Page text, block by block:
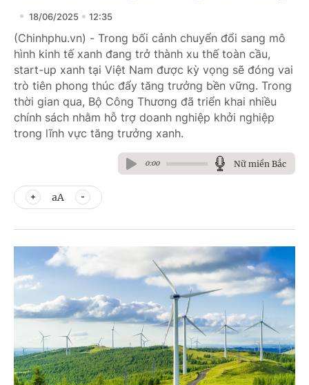
18/06/2025 12:35
(Chinhphu.vn) - Trong bối cảnh chuyển đổi sang mô
hình kinh tế xanh đang trở thành xu thế toàn cầu,
start-up xanh tại Việt Nam được kỳ vọng sẽ đóng vai
trò tiên phong thúc đẩy tăng trưởng bền vững. Trong
thời gian qua, Bộ Công Thương đã triển khai nhiều
chính sách nhằm hỗ trợ doanh nghiệp khởi nghiệp
trong lĩnh vực tăng trưởng xanh.
0:00 Nữ miền Bắc
aA